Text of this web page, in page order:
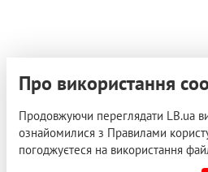
Про використання
Продовжуючи переглядати LB.ua
ознайомилися з Правилами
погоджуєтеся на використання